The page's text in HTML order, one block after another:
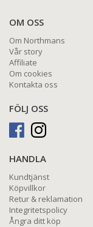
OM OSS
Om Northmans
Vår story
Affiliate
Om cookies
Kontakta oss
FÖLJ OSS
HANDLA
Kundtjänst
Köpvillkor
Retur & reklamation
Integritetspolicy
Ångra ditt köp